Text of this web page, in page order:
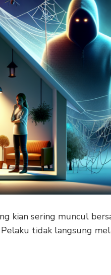
kian sering muncul
tidak langsung